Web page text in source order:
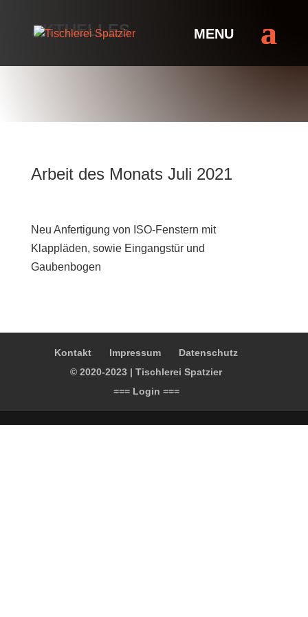
AKTUELLES
Arbeit des Monats Juli 2021
Neu Anfertigung von ISO-Fenstern mit
Klappläden, sowie Eingangstür und
Gaubenbogen
Kontakt Impressum
Datenschutz
© 2020-2023 | Tischlerei Spatzier
=== Login ===